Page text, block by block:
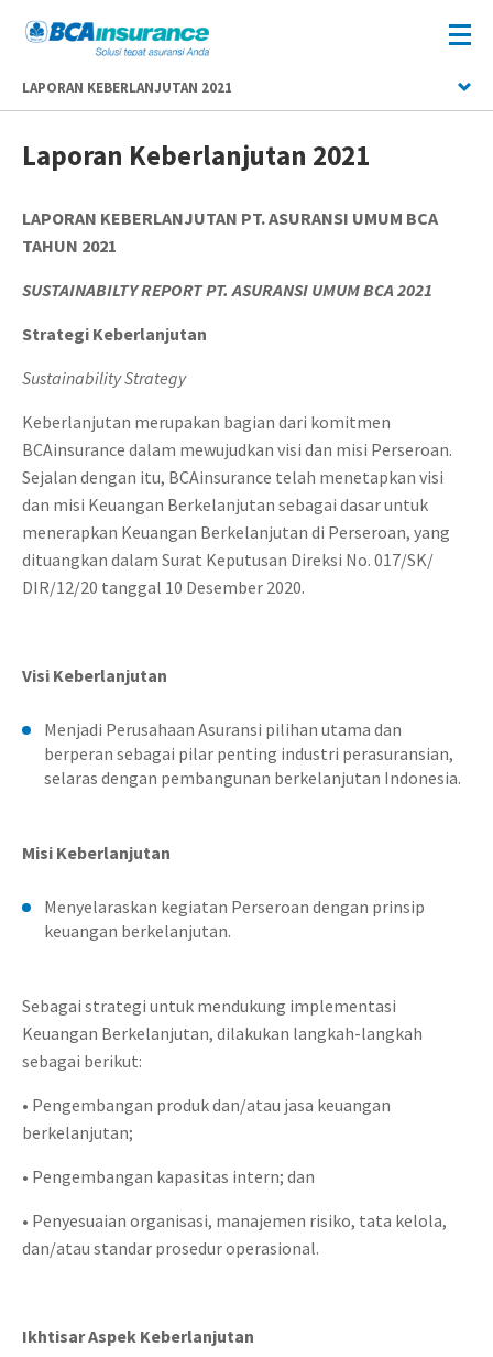
LAPORAN KEBERLANJUTAN 2021
Laporan Keberlanjutan 2021
LAPORAN KEBERLANJUTAN PT. ASURANSI UMUM BCA
TAHUN 2021
SUSTAINABILTY REPORT PT. ASURANSI UMUM BCA 2021
Strategi Keberlanjutan
Sustainability Strategy
Keberlanjutan merupakan bagian dari komitmen
BCAinsurance dalam mewujudkan visi dan misi Perseroan.
Sejalan dengan itu, BCAinsurance telah menetapkan visi
dan misi Keuangan Berkelanjutan sebagai dasar untuk
menerapkan Keuangan Berkelanjutan di Perseroan, yang
dituangkan dalam Surat Keputusan Direksi No. 017/SK/
DIR/12/20 tanggal 10 Desember 2020.
Visi Keberlanjutan
Menjadi Perusahaan Asuransi pilihan utama dan
berperan sebagai pilar penting industri perasuransian,
selaras dengan pembangunan berkelanjutan Indonesia.
Misi Keberlanjutan
Menyelaraskan kegiatan Perseroan dengan prinsip
keuangan berkelanjutan.
Sebagai strategi untuk mendukung implementasi
Keuangan Berkelanjutan, dilakukan langkah-langkah
sebagai berikut:
• Pengembangan produk dan/atau jasa keuangan
berkelanjutan;
• Pengembangan kapasitas intern; dan
• Penyesuaian organisasi, manajemen risiko, tata kelola,
dan/atau standar prosedur operasional.
Ikhtisar Aspek Keberlanjutan